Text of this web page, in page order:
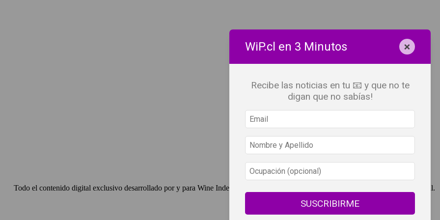
Todo el contenido digital exclusivo desarrollado por y para Wine Independent Press Chile, cuenta con derechos de propiedad intelectual.
WiP.cl en 3 Minutos ×
Recibe las noticias en tu 📧 y que no te
digan que no sabías!
SUSCRIBIRME